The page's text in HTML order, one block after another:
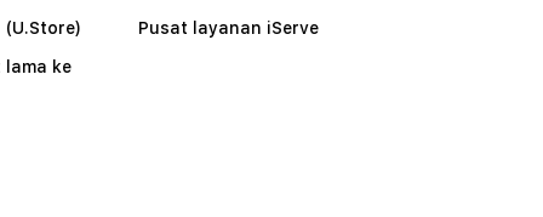
lama ke
Pusat layanan iServe